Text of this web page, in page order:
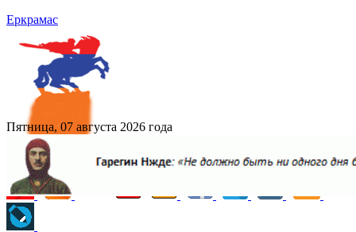
Еркрамас
Пятница, 07 августа 2026 года